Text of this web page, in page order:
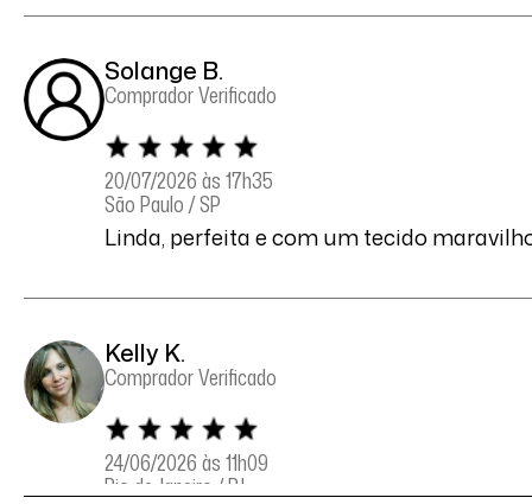
Solange B.
Comprador Verificado
20/07/2026 às 17h35
São Paulo / SP
Linda, perfeita e com um tecido
Kelly K.
Comprador Verificado
24/06/2026 às 11h09
Rio de Janeiro / RJ